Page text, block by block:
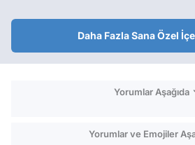
Daha Fazla Sana Özel
Yorumlar Aşağıda
Yorumlar ve Emojiler